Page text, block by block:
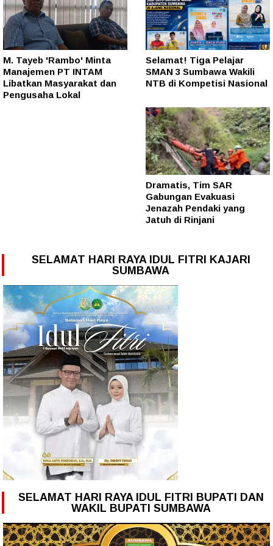
M. Tayeb 'Rambo' Minta
Manajemen PT INTAM
Libatkan Masyarakat dan
Pengusaha Lokal
Selamat! Tiga Pelajar
SMAN 3 Sumbawa Wakili
NTB di Kompetisi Nasional
Dramatis, Tim SAR
Gabungan Evakuasi
Jenazah Pendaki yang
Jatuh di Rinjani
SELAMAT HARI RAYA IDUL FITRI KAJARI
SUMBAWA
SELAMAT HARI RAYA IDUL FITRI BUPATI DAN
WAKIL BUPATI SUMBAWA